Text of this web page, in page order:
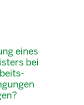
eines
bei